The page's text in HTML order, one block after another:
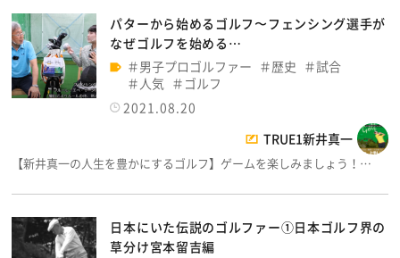
パターから始めるゴルフ〜フェンシング選手が
なぜゴルフを始める…
男子プロゴルファー
歴史
試合
人気
ゴルフ
2021.08.20
TRUE1新井真一
【新井真一の人生を豊かにするゴルフ】ゲームを楽しみましょう！…
日本にいた伝説のゴルファー①日本ゴルフ界の
草分け宮本留吉編